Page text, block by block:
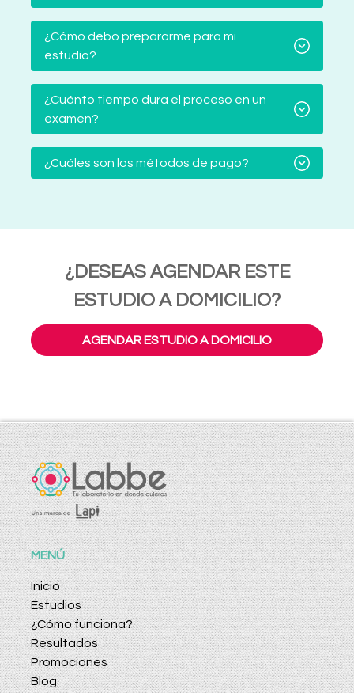
¿Cómo debo prepararme para mi
estudio?
¿Cuánto tiempo dura el proceso en un
examen?
¿Cuáles son los métodos de pago?
¿DESEAS AGENDAR ESTE
ESTUDIO A DOMICILIO?
AGENDAR ESTUDIO A DOMICILIO
MENÚ
Inicio
Estudios
¿Cómo funciona?
Resultados
Promociones
Blog